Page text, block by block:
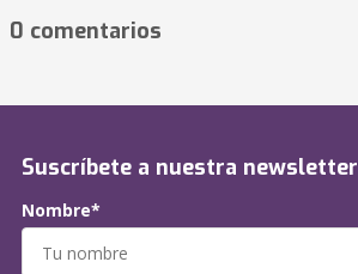
0 comentarios
Suscríbete a nuestra newsletter
Nombre*